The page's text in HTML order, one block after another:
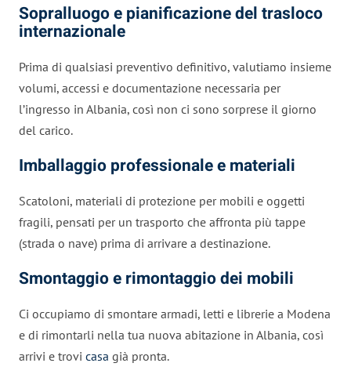
Sopralluogo e pianificazione del trasloco
internazionale
Prima di qualsiasi preventivo definitivo, valutiamo insieme
volumi, accessi e documentazione necessaria per
l’ingresso in Albania, così non ci sono sorprese il giorno
del carico.
Imballaggio professionale e materiali
Scatoloni, materiali di protezione per mobili e oggetti
fragili, pensati per un trasporto che affronta più tappe
(strada o nave) prima di arrivare a destinazione.
Smontaggio e rimontaggio dei mobili
Ci occupiamo di smontare armadi, letti e librerie a Modena
e di rimontarli nella tua nuova abitazione in Albania, così
arrivi e trovi casa già pronta.